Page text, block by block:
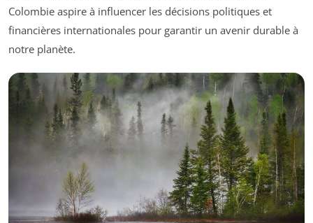
Colombie aspire à influencer les décisions politiques et
financières internationales pour garantir un avenir durable à
notre planète.